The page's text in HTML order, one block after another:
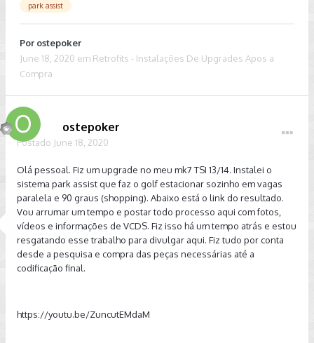
park assist
Por ostepoker
June 18, 2020 em Retrofits - Instalações De Upgrades Apos a
Compra
ostepoker
Postado June 18, 2020
Olá pessoal. Fiz um upgrade no meu mk7 TSI 13/14. Instalei o
sistema park assist que faz o golf estacionar sozinho em vagas
paralela e 90 graus (shopping). Abaixo está o link do resultado.
Vou arrumar um tempo e postar todo processo aqui com fotos,
vídeos e informações de VCDS. Fiz isso há um tempo atrás e estou
resgatando esse trabalho para divulgar aqui. Fiz tudo por conta
desde a pesquisa e compra das peças necessárias até a
codificação final.
https://youtu.be/ZuncutEMdaM